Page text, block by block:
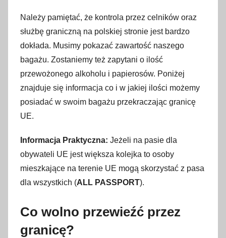
Należy pamiętać, że kontrola przez celników oraz
służbę graniczną na polskiej stronie jest bardzo
dokłada. Musimy pokazać zawartość naszego
bagażu. Zostaniemy też zapytani o ilość
przewożonego alkoholu i papierosów. Poniżej
znajduje się informacja co i w jakiej ilości możemy
posiadać w swoim bagażu przekraczając granicę
UE.
Informacja Praktyczna: Jeżeli na pasie dla
obywateli UE jest większa kolejka to osoby
mieszkające na terenie UE mogą skorzystać z pasa
dla wszystkich (ALL PASSPORT).
Co wolno przewieźć przez
granicę?